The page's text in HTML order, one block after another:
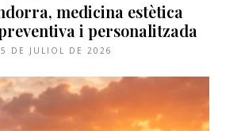
medicina estètica
i personalitzada
DE JULIOL DE 2026